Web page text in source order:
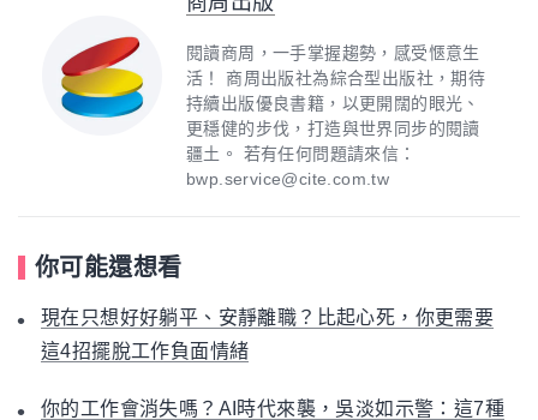
閱讀商周，一手掌握趨勢，感受愜意生
活！ 商周出版社為綜合型出版社，期待
持續出版優良書籍，以更開闊的眼光、
更穩健的步伐，打造與世界同步的閱讀
疆土。 若有任何問題請來信：
bwp.service@cite.com.tw
你可能還想看
現在只想好好躺平、安靜離職？比起心死，你更需要
這4招擺脫工作負面情緒
你的工作會消失嗎？AI時代來襲，吳淡如示警：這7種